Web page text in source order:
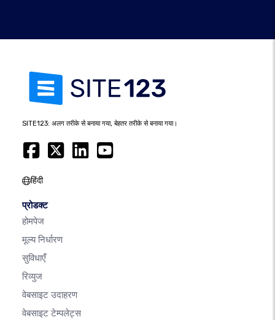
SITE123: अलग तरीके से बनाया गया, बेहतर तरीके से बनाया गया।
हिंदी
प्रोडक्ट
होमपेज
मूल्य निर्धारण
सुविधाएँ
रिव्युज
वेबसाइट उदाहरण
वेबसाइट टेम्पलेट्स